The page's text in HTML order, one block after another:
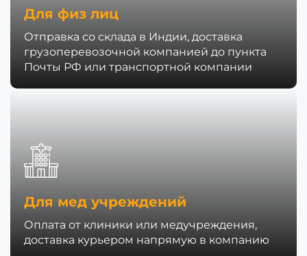
Для физ лиц
Отправка со склада в Индии, доставка
грузоперевозочной компанией до пункта
Почты РФ или транспортной компании
Для мед учреждений
Оплата от клиники или медучреждения,
доставка курьером напрямую в компанию